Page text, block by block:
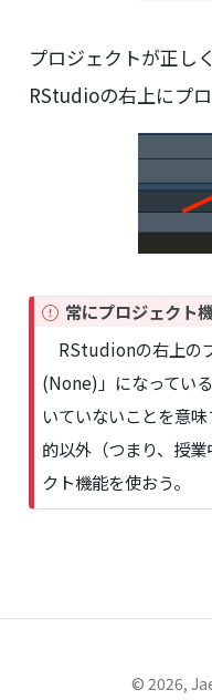
プロジェクトが正し
RStudioの右上にプ
I
p
o
r
a
n
t
常にプロジェクト
RStudionの右上の
(None)」になってい
いていないことを意
的以外（つまり、授
クト機能を使おう。
© 2026,